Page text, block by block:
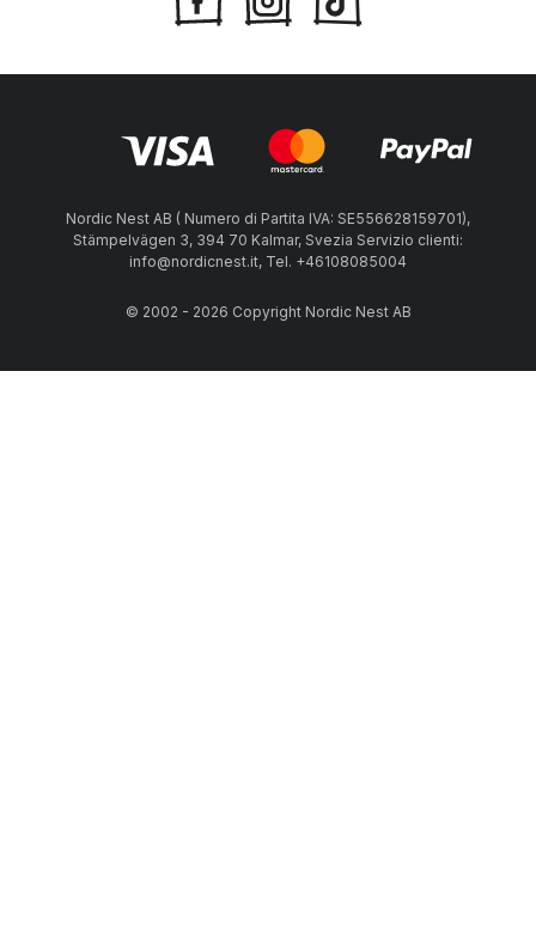
Nordic Nest AB ( Numero di Partita IVA: SE556628159701),
Stämpelvägen 3, 394 70 Kalmar, Svezia Servizio clienti:
info@nordicnest.it, Tel. +46108085004
© 2002 - 2026 Copyright Nordic Nest AB